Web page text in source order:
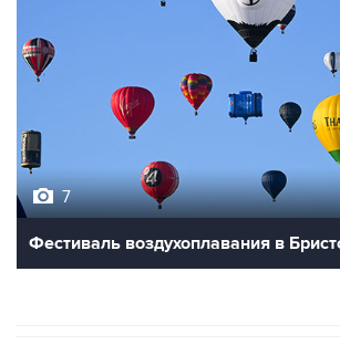
7
Фестиваль воздухоплавания в